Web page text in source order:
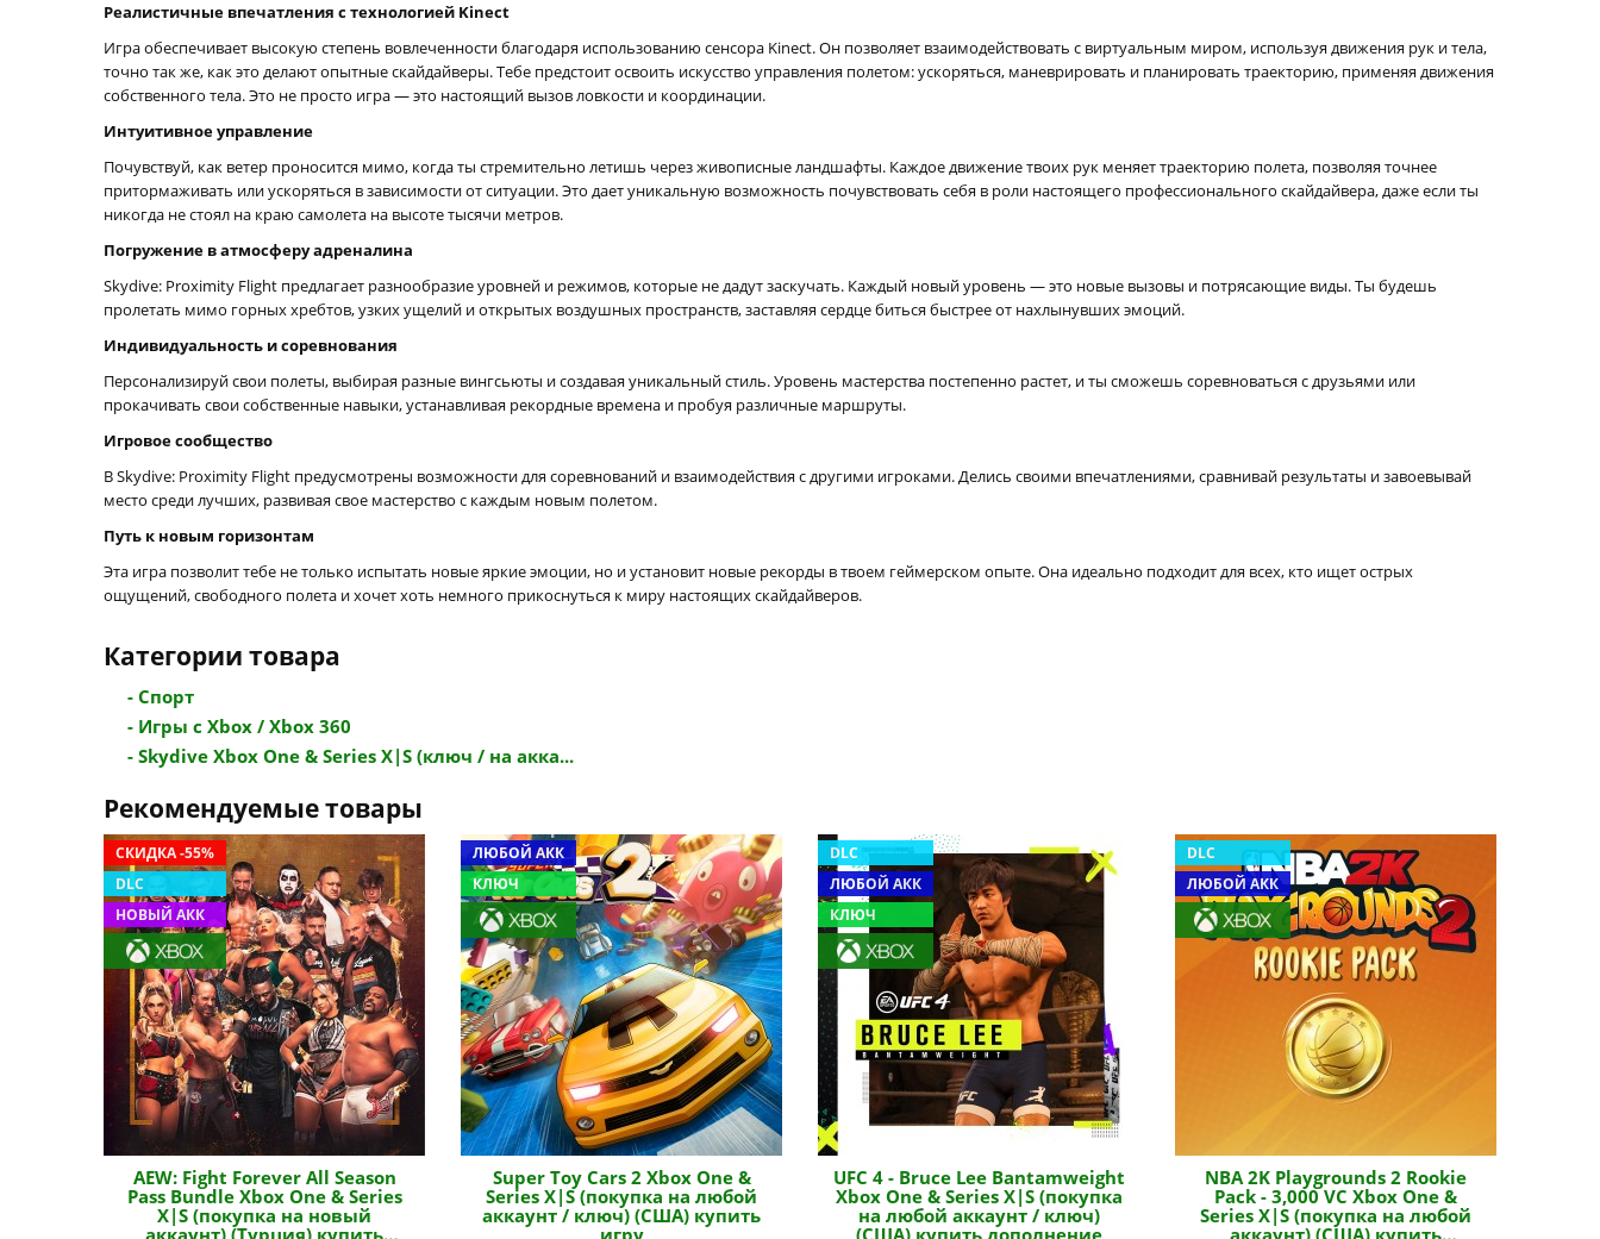
Реалистичные впечатления с технологией Kinect
Игра обеспечивает высокую степень вовлеченности благодаря использованию сенсора Kinect. Он позволяет взаимодействовать с виртуальным миром, используя движения рук и тела,
точно так же, как это делают опытные скайдайверы. Тебе предстоит освоить искусство управления полетом: ускоряться, маневрировать и планировать траекторию, применяя движения
собственного тела. Это не просто игра — это настоящий вызов ловкости и координации.
Интуитивное управление
Почувствуй, как ветер проносится мимо, когда ты стремительно летишь через живописные ландшафты. Каждое движение твоих рук меняет траекторию полета, позволяя точнее
притормаживать или ускоряться в зависимости от ситуации. Это дает уникальную возможность почувствовать себя в роли настоящего профессионального скайдайвера, даже если ты
никогда не стоял на краю самолета на высоте тысячи метров.
Погружение в атмосферу адреналина
Skydive: Proximity Flight предлагает разнообразие уровней и режимов, которые не дадут заскучать. Каждый новый уровень — это новые вызовы и потрясающие виды. Ты будешь
пролетать мимо горных хребтов, узких ущелий и открытых воздушных пространств, заставляя сердце биться быстрее от нахлынувших эмоций.
Индивидуальность и соревнования
Персонализируй свои полеты, выбирая разные вингсьюты и создавая уникальный стиль. Уровень мастерства постепенно растет, и ты сможешь соревноваться с друзьями или
прокачивать свои собственные навыки, устанавливая рекордные времена и пробуя различные маршруты.
Игровое сообщество
В Skydive: Proximity Flight предусмотрены возможности для соревнований и взаимодействия с другими игроками. Делись своими впечатлениями, сравнивай результаты и завоевывай
место среди лучших, развивая свое мастерство с каждым новым полетом.
Путь к новым горизонтам
Эта игра позволит тебе не только испытать новые яркие эмоции, но и установит новые рекорды в твоем геймерском опыте. Она идеально подходит для всех, кто ищет острых
ощущений, свободного полета и хочет хоть немного прикоснуться к миру настоящих скайдайверов.
Категории товара
- Спорт
- Игры с Xbox / Xbox 360
- Skydive Xbox One & Series X|S (ключ / на акка...
Рекомендуемые товары
СКИДКА -55%
DLC
НОВЫЙ АКК
AEW: Fight Forever All Season
Pass Bundle Xbox One & Series
X|S (покупка на новый
аккаунт) (Турция) купить
ЛЮБОЙ АКК
КЛЮЧ
Super Toy Cars 2 Xbox One &
Series X|S (покупка на любой
аккаунт / ключ) (США) купить
игру
DLC
ЛЮБОЙ АКК
КЛЮЧ
UFC 4 - Bruce Lee Bantamweight
Xbox One & Series X|S (покупка
на любой аккаунт / ключ)
(США) купить дополнение
DLC
ЛЮБОЙ АКК
NBA 2K Playgrounds 2 Rookie
Pack - 3,000 VC Xbox One &
Series X|S (покупка на любой
аккаунт) (США) купить